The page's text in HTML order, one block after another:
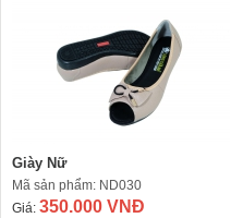
Giày Nữ
Mã sản phẩm: ND030
Giá: 350.000 VNĐ